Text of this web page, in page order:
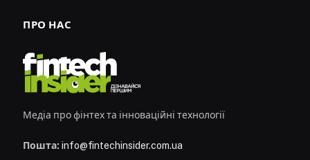
ПРО НАС
Медіа про фінтех та інноваційні технології
Пошта: info@fintechinsider.com.ua